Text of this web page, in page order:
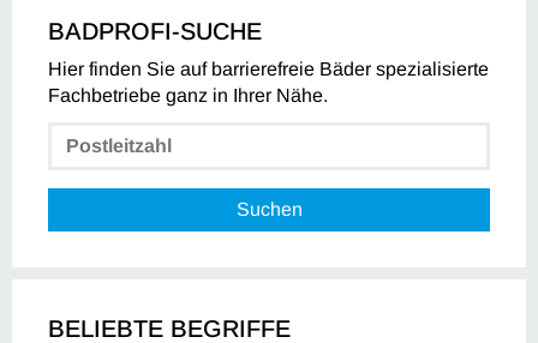
BADPROFI-SUCHE
Hier finden Sie auf barrierefreie Bäder spezialisierte
Fachbetriebe ganz in Ihrer Nähe.
Suchen
BELIEBTE BEGRIFFE